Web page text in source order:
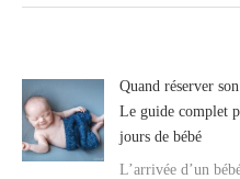
Quand réserver
Le guide complet
jours de bébé
L’arrivée d’un